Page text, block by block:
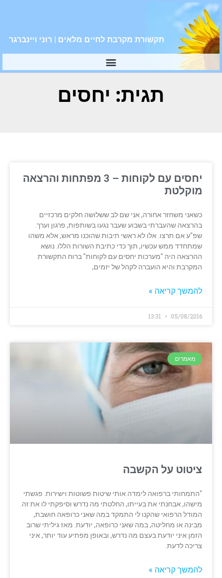
תקשורת מקרבת לחיים מלאים | רוני ויינברגר
תגית: יחסים
יחסים עם לקוחות – 3 מפתחות והרצאה
מוקלטת
כשאני משחזר אחורה, אני שם לב ששלושה חלקים מרכזיים
בהרצאה שהעברתי בשבוע שעבר נגעו בשותפות, פרגון וערך.
שפ"ע אם תרצו. אלו לא ראשי תיבות שהוכנו מראש, אלא משהו
שמתחדד ממש עכשיו, תוך כדי כתיבת השורות הללו. נושא
ההרצאה היה "מערכות יחסים עם לקוחות" ברוח התקשורת
המקרבת והיא הועברה לקהל של יזמים,
להמשך קריאה »
05/08/2016
מאמרים
ציטוט על הקשבה
"התמחותי ברפואה לימדה אותי שיטות פשוטות וישירות. פגשתי
מישהו, אבחנתי את בעייתו, החלטתי מה נדרש וסיפקתי לו את זה.
המודל הרפואי שהקנו לי התמקד במה שאני כרופאה חושבת,
מבינה או מחליטה, במה שאני כרופאה, יודעת. מאז גיליתי שרוב
הזמן איני יודעת בעצם מה נדרש, ובאופן מפתיע עוד יותר, איני
צריכה לדעת.
להמשך קריאה »